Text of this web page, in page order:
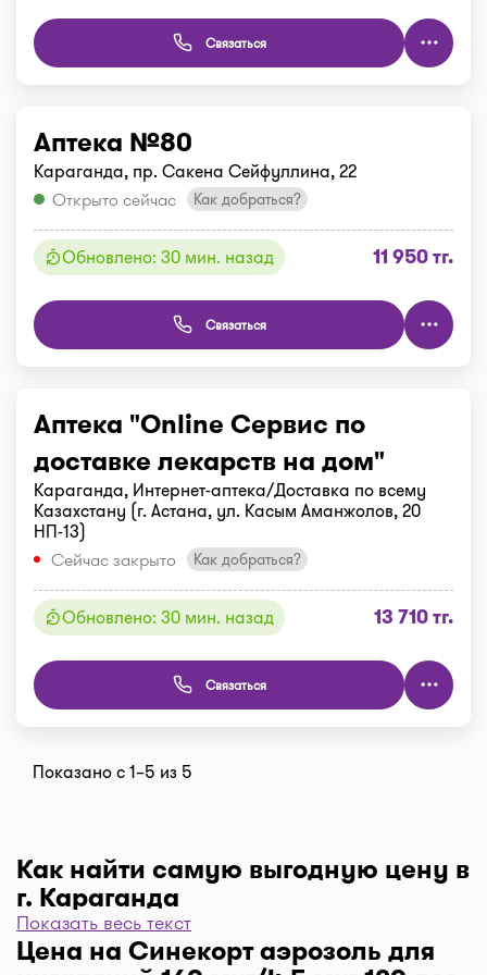
Связаться
Аптека №80
Караганда, пр. Сакена Сейфуллина, 22
Открыто сейчас
Как добраться?
Обновлено: 30 мин. назад 11 950 тг.
Связаться
Аптека "Online Сервис по
доставке лекарств на дом"
Караганда, Интернет-аптека/Доставка по всему
Казахстану (г. Астана, ул. Касым Аманжолов, 20
НП-13)
Сейчас закрыто
Как добраться?
Обновлено: 30 мин. назад 13 710 тг.
Связаться
Показано с 1–5 из 5
Как найти самую выгодную цену в
г. Караганда
Чтобы отфильтровать аптеки по цене, нажмите
"Фильтр", далее "По цене, от 1..." и кнопку
Показать весь текст
Цена на Синекорт аэрозоль для